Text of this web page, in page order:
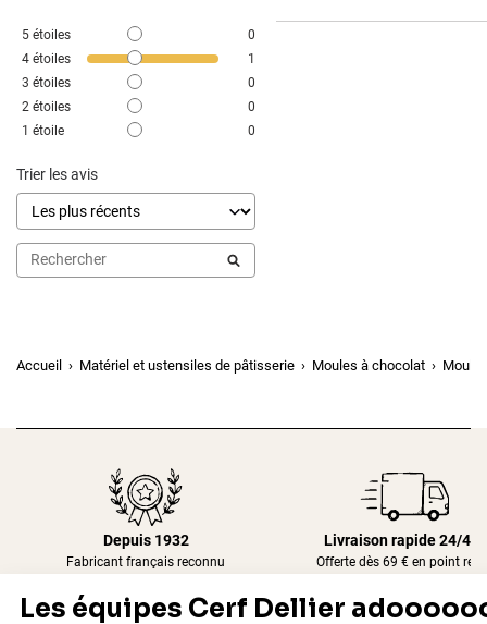
5 étoiles
0
4 étoiles
1
3 étoiles
0
2 étoiles
0
1 étoile 0
Trier les avis
Accueil Matériel et ustensiles de pâtisserie Moules à chocolat Moule
Depuis 1932
Fabricant français reconnu
Livraison rapide 24/48h
Offerte dès 69 € en point